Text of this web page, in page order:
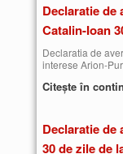
Declaratie de
Catalin-Ioan
Declaratia de
interese Arion-
Citește în
Declaratie de
30 de zile de